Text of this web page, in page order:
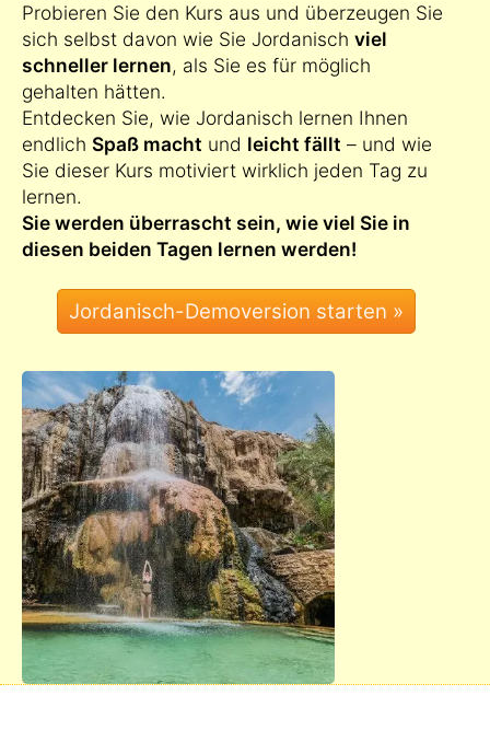
Probieren Sie den Kurs aus und überzeugen Sie
sich selbst davon wie Sie Jordanisch viel
schneller lernen, als Sie es für möglich
gehalten hätten.
Entdecken Sie, wie Jordanisch lernen Ihnen
endlich Spaß macht und leicht fällt – und wie
Sie dieser Kurs motiviert wirklich jeden Tag zu
lernen.
Sie werden überrascht sein, wie viel Sie in
diesen beiden Tagen lernen werden!